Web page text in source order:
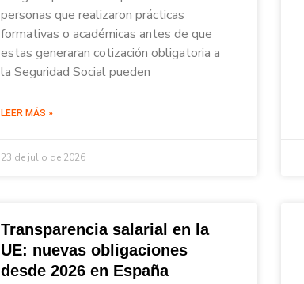
personas que realizaron prácticas
formativas o académicas antes de que
estas generaran cotización obligatoria a
la Seguridad Social pueden
LEER MÁS »
23 de julio de 2026
Transparencia salarial en la
UE: nuevas obligaciones
desde 2026 en España